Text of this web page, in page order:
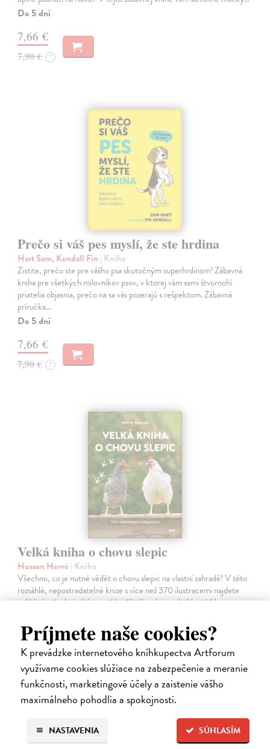
Príjmete naše cookies?
K prevádzke internetového kníhkupectva Artforum
využívame cookies slúžiace na zabezpečenie a meranie
funkčnosti, marketingové účely a zaistenie vášho
maximálneho pohodlia a spokojnosti.
SÚHLASÍM
NASTAVENIA
Do 5 dní
7,66 €
7,90 € ?
Prečo si váš pes myslí, že ste hrdina
Hart Sam, Kendall Fin | Kniha
Zistite, prečo ste pre vášho psa skutočným superhrdinom! Zábavná
kniha pre všetkých milovníkov psov, v ktorej vám sami štvornohí
priatelia objasnia, prečo na sa vás pozerajú s rešpektom. Zábavná
príručka…
Do 5 dní
7,66 €
7,90 € ?
Velká kniha o chovu slepic
Husson Hervé | Kniha
Všechno, co je nutné vědět o chovu slepic na vlastní zahradě! V této
rozsáhlé, nepostradatelné knize s více než 370 ilustracemi najdete
celý bohatý zdroj vědomostí úspěšného chovatele Hervé Hussona.
Zasielame do 10 dní
31,91 €
32,90 € ?